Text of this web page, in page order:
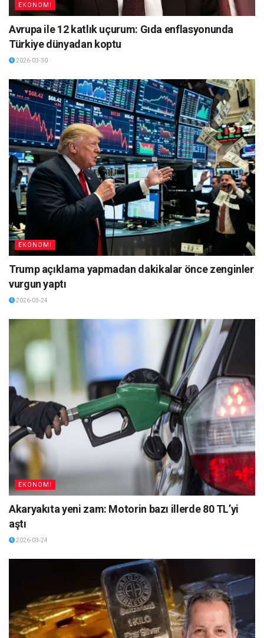
EKONOMI
Avrupa ile 12 katlık uçurum: Gıda enflasyonunda
Türkiye dünyadan koptu
2026-03-30
EKONOMI
Trump açıklama yapmadan dakikalar önce zenginler
vurgun yaptı
2026-03-24
EKONOMI
Akaryakıta yeni zam: Motorin bazı illerde 80 TL’yi
aştı
2026-03-24